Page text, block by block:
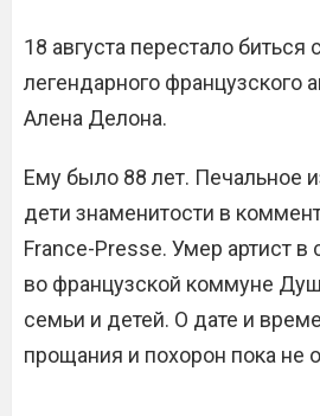
18 августа перестало биться
легендарного французского
Алена Делона.
Ему было 88 лет. Печальное
дети знаменитости в
France-Presse. Умер артист
во французской коммуне
семьи и детей. О дате и
прощания и похорон пока не